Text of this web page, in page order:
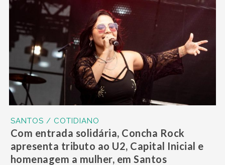
SANTOS / COTIDIANO
Com entrada solidária, Concha Rock
apresenta tributo ao U2, Capital Inicial e
homenagem a mulher, em Santos